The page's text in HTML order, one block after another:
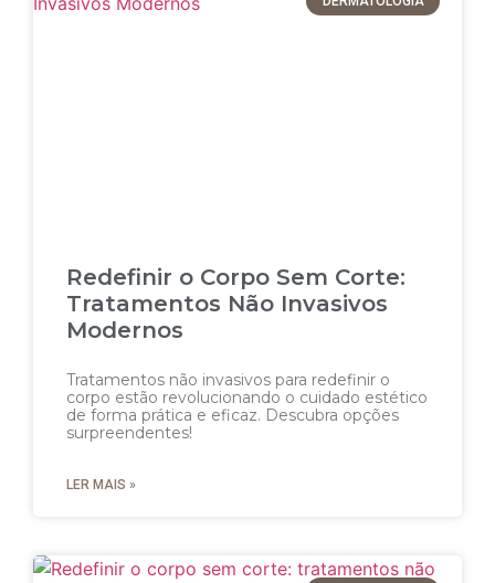
Redefinir o Corpo Sem Corte:
Tratamentos Não Invasivos
Modernos
Tratamentos não invasivos para redefinir o
corpo estão revolucionando o cuidado estético
de forma prática e eficaz. Descubra opções
surpreendentes!
LER MAIS »